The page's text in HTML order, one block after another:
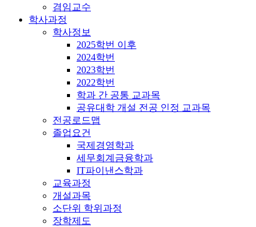
겸임교수
학사과정
학사정보
2025학번 이후
2024학번
2023학번
2022학번
학과 간 공통 교과목
공유대학 개설 전공 인정 교과목
전공로드맵
졸업요건
국제경영학과
세무회계금융학과
IT파이낸스학과
교육과정
개설과목
소단위 학위과정
장학제도